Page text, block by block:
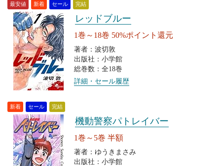
最安値 新着 セール 完結
レッドブルー
1巻～18巻 50%ポイント還元
著者：波切敦
出版社：小学館
総巻数：全18巻
詳細・セール履歴
新着 セール 完結
機動警察パトレイバー
1巻～5巻 半額
著者：ゆうきまさみ
出版社：小学館